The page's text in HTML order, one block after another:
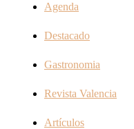
Agenda
Destacado
Gastronomia
Revista Valencia
Artículos